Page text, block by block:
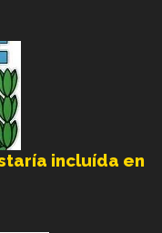
incluída en